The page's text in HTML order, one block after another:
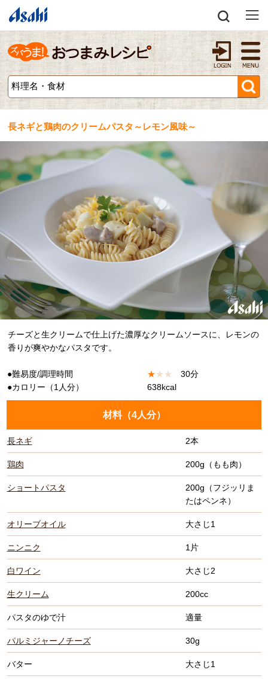
長ネギと鶏肉のクリームパスタ～レモン風味～
チーズと生クリームで仕上げた濃厚なクリームソースに、レモンの
香りが爽やかなパスタです。
●難易度/調理時間 ★★ ★
30分
●カロリー（1人分）
638kcal
材料（4人分）
長ネギ 2本
鶏肉 200g（もも肉）
ショートパスタ
200g（フジッリま
たはペンネ）
オリーブオイル 大さじ1
ニンニク 1片
白ワイン 大さじ2
生クリーム 200cc
パスタのゆで汁 適量
パルミジャーノチーズ 30g
バター 大さじ1